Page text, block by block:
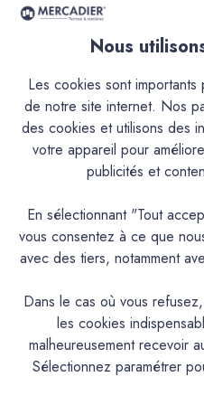
Couleurs &
La Finition Béton Lisse –
application encore plus
rénovation.Encore plus
ultra fin et sa texture souple,
ciré encore plus facile,
Nous
Les cookies sont
de notre site internet. Nos
des cookies et utilisons des
votre appareil pour
publicités et
En sélectionnant "Tout
vous consentez à ce que
avec des tiers, notamment
Dans le cas où vous
les cookies
malheureusement recevoir
Sélectionnez paramétrer